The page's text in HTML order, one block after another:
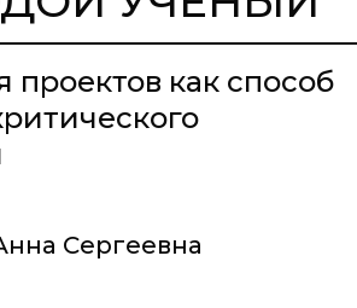
проектов как способ
Сергеевна